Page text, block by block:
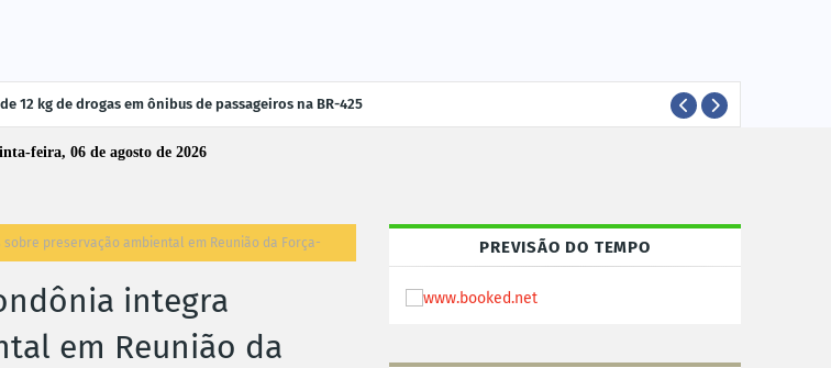
12 kg de drogas em ônibus de passageiros na BR-425
feira, 06 de agosto de 2026
sobre preservação ambiental em Reunião da Força-
integra
em Reunião da
PREVISÃO DO TEMPO